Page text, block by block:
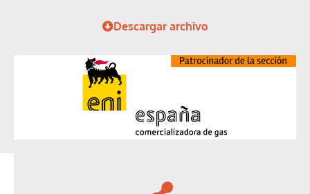
Descargar archivo